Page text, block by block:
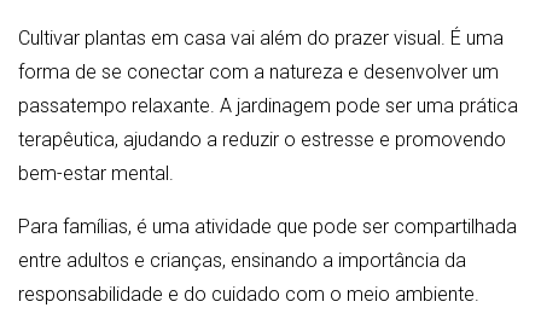
Cultivar plantas em casa vai além do prazer visual. É uma
forma de se conectar com a natureza e desenvolver um
passatempo relaxante. A jardinagem pode ser uma prática
terapêutica, ajudando a reduzir o estresse e promovendo
bem-estar mental.
Para famílias, é uma atividade que pode ser compartilhada
entre adultos e crianças, ensinando a importância da
responsabilidade e do cuidado com o meio ambiente.